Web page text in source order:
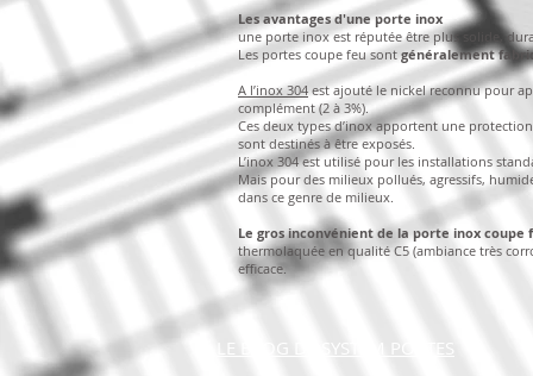
Les avantages d'une porte inox
une porte inox est réputée être plus solide,
Les portes coupe feu sontgénéralement
A l’inox 304 est ajouté le nickel reconnu pour
complément (2 à 3%).
Ces deux types d’inox apportent une
sont destinés à être exposés.
L’inox 304 est utilisé pour les installations
Mais pour des milieux pollués, agressifs,
dans ce genre de milieux.
Le gros inconvénient de la porte inox coupe
thermolaquée en qualité C5 (ambiance très
efficace.
LE BLOG DE SYSTEM PORTES